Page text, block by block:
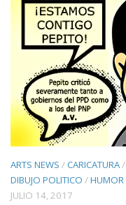
ARTS NEWS /CARICATURA /
DIBUJO POLITICO /HUMOR
JULIO 14, 2017